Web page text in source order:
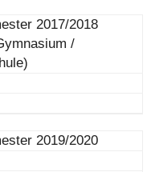
2017/2018
/
2019/2020